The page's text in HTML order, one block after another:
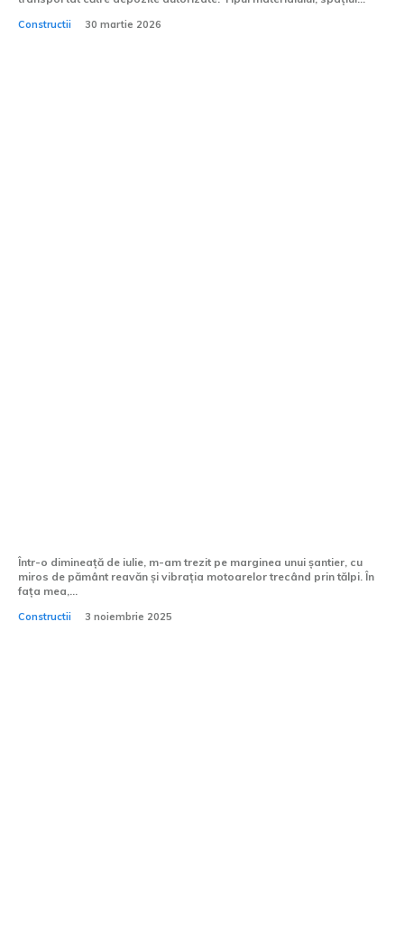
Constructii 30 martie 2026
Într-o dimineață de iulie, m-am trezit pe marginea unui șantier, cu
miros de pământ reavăn și vibrația motoarelor trecând prin tălpi. În
fața mea,...
Constructii 3 noiembrie 2025